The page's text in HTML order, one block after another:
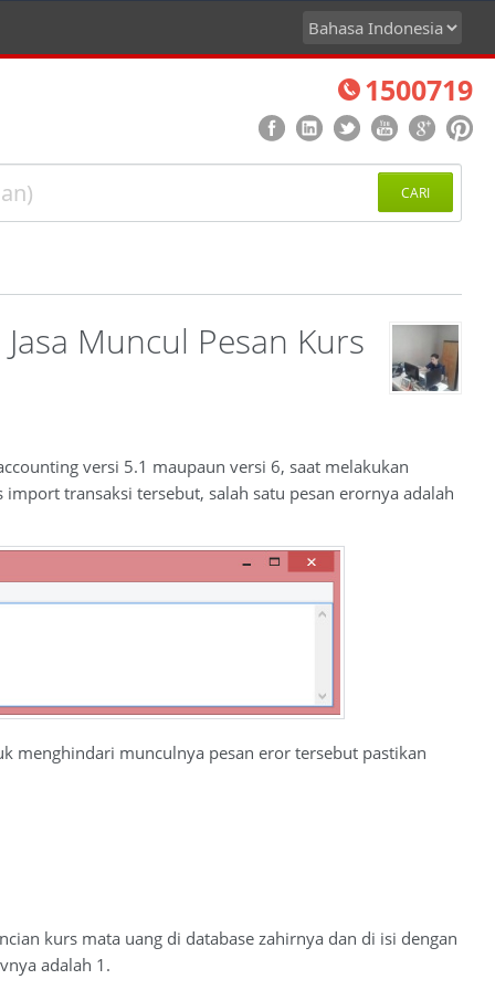
1500719
CARI
Muncul Pesan Kurs
versi 5.1 maupaun versi 6, saat melakukan
transaksi tersebut, salah satu pesan erornya adalah
menghindari munculnya pesan eror tersebut pastikan
kurs mata uang di database zahirnya dan di isi dengan
adalah 1.